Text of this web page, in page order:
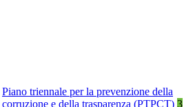
Piano triennale per la prevenzione della
corruzione e della trasparenza (PTPCT) 3